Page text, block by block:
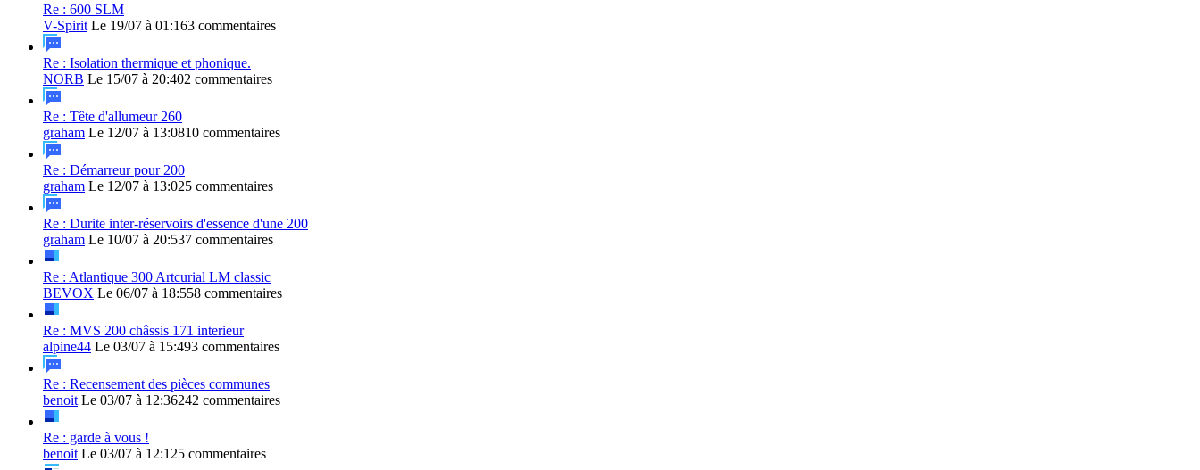
Re : 600 SLM
V-Spirit Le 19/07 à 01:163 commentaires
Re : Isolation thermique et phonique.
NORB Le 15/07 à 20:402 commentaires
Re : Tête d'allumeur 260
graham Le 12/07 à 13:0810 commentaires
Re : Démarreur pour 200
graham Le 12/07 à 13:025 commentaires
Re : Durite inter-réservoirs d'essence d'une 200
graham Le 10/07 à 20:537 commentaires
Re : Atlantique 300 Artcurial LM classic
BEVOX Le 06/07 à 18:558 commentaires
Re : MVS 200 châssis 171 interieur
alpine44 Le 03/07 à 15:493 commentaires
Re : Recensement des pièces communes
benoit Le 03/07 à 12:36242 commentaires
Re : garde à vous !
benoit Le 03/07 à 12:125 commentaires